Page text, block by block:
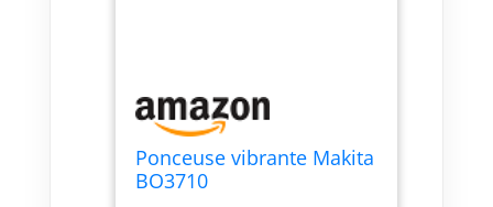
Ponceuse vibrante Makita
BO3710